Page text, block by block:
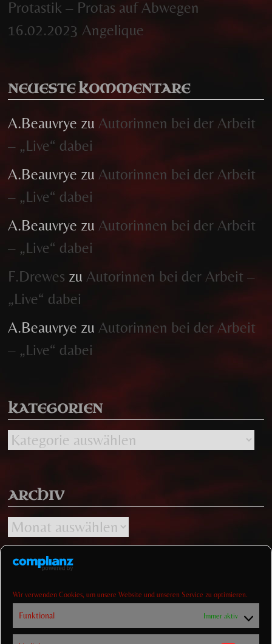
Wir verwenden Cookies, um unsere Website und unseren Service zu optimieren.
Funktional Immer aktiv
Protastik – Protas auf Abwegen
16.02.2023 Angelique
NEUESTE KOMMENTARE
A.Beauvrye zuAutorinnen bei der Arbeit
– „Live“ dabei
A.Beauvrye zuAutorinnen bei der Arbeit
– „Live“ dabei
A.Beauvrye zuAutorinnen bei der Arbeit
– „Live“ dabei
F.Drewes zuAutorinnen bei der Arbeit –
„Live“ dabei
A.Beauvrye zuAutorinnen bei der Arbeit
– „Live“ dabei
KATEGORIEN
Kategorien
ARCHIV
Archiv
IMPRESSUM UND DATENSCHUTZ